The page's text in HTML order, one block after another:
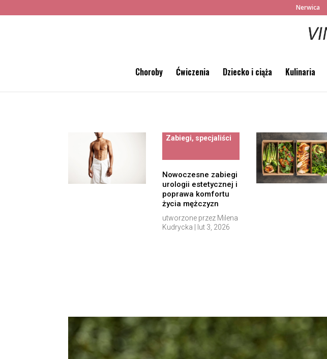
Nerwica
Choroby Ćwiczenia Dziecko i ciąża Kulinaria
Zabiegi, specjaliści
Nowoczesne zabiegi
urologii estetycznej i
poprawa komfortu
życia mężczyzn
utworzone przez Milena
Kudrycka
lut 3, 2026